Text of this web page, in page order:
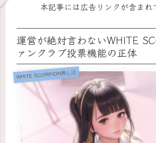
本記事には広告リンクが含まれ
運営が絶対言わないWHITE
ァンクラブ投票機能の正体
WHITE SCORPION推し活